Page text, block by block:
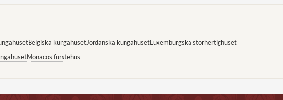
Belgiska kungahusetJordanska kungahusetLuxemburgska storhertighuset
Monacos furstehus